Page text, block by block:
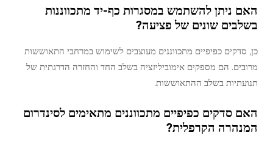
האם ניתן להשתמש במסגרות כף-יד מתכווננות
בשלבים שונים של פציעה?
כן, סדקים כפיפיים מתכווננים מעוצבים לשימוש במרחבי התאוששות
מרובים. הם מספקים אימוביליזציה בשלב החד והחזרה הדרגתית של
תנועתיות בשלב ההתאוששות.
האם סדקים כפיפיים מתכווננים מתאימים לסינדרום
המנהרה הקרפלית?